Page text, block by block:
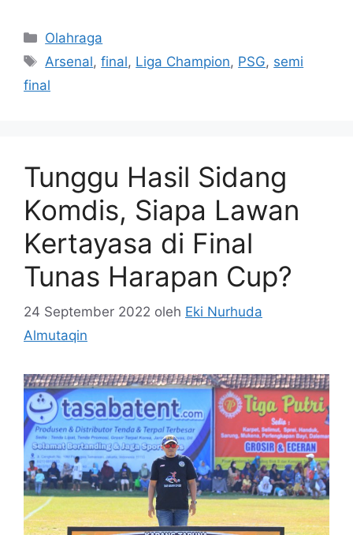
Kategori
Olahraga
Tag
Arsenal,final, Liga Champion, PSG, semi
final
Tunggu Hasil Sidang
Komdis, Siapa Lawan
Kertayasa di Final
Tunas Harapan Cup?
24 September 2022 oleh Eki Nurhuda
Almutaqin